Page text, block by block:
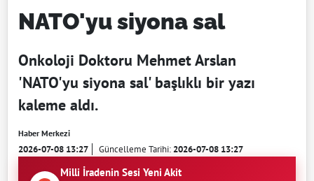
NATO'yu siyona sal
Onkoloji Doktoru Mehmet Arslan
'NATO'yu siyona sal' başlıklı bir yazı
kaleme aldı.
Haber Merkezi
2026-07-08 13:27 Güncelleme Tarihi:2026-07-08 13:27
Milli İradenin Sesi Yeni Akit